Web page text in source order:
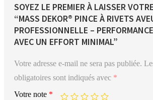
SOYEZ LE PREMIER À LAISSER
“MASS DEKOR® PINCE À RIVETS
PROFESSIONNELLE –
AVEC UN EFFORT MINIMAL”
Votre adresse e-mail ne sera pas publiée.
obligatoires sont indiqués avec *
Votre note *